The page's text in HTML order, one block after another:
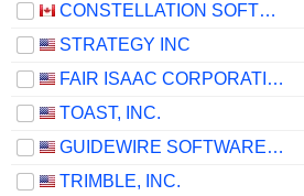
CONSTELLATION SOFTWARE INC.
STRATEGY INC
FAIR ISAAC CORPORATION
TOAST, INC.
GUIDEWIRE SOFTWARE, INC.
TRIMBLE, INC.